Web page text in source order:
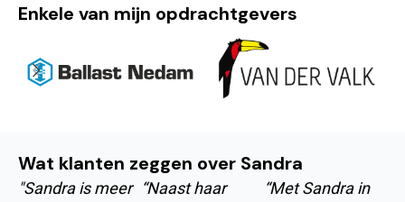
Enkele van mijn opdrachtgevers
Wat klanten zeggen over Sandra
"Sandra is meer
“Naast haar
“Met Sandra in